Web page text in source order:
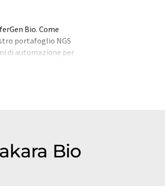
Bio. Come
portafoglio NGS
di automazione per
genetiche,
Bio